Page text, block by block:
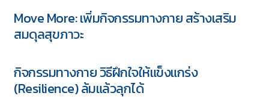
Download
Move More: เพิ่มกิจกรรมทางกาย สร้างเสริม
สมดุลสุขภาวะ
กิจกรรมทางกาย วิธีฝึกใจให้แข็งแกร่ง
(Resilience) ล้มแล้วลุกได้